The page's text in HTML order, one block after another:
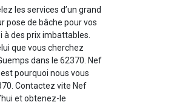
les services d’un grand
pose de bâche pour vos
des prix imbattables.
que vous cherchez
dans le 62370. Nef
pourquoi nous vous
Contactez vite Nef
et obtenez-le